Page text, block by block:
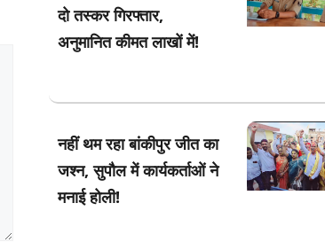
दो तस्कर गिरफ्तार,
अनुमानित कीमत लाखों में!
नहीं थम रहा बांकीपुर जीत का
जश्न, सुपौल में कार्यकर्ताओं ने
मनाई होली!